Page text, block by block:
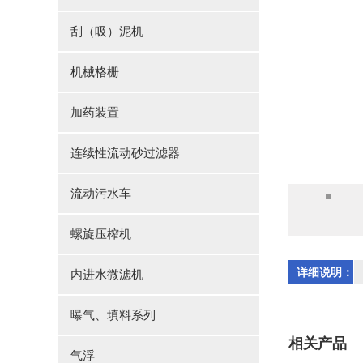
刮（吸）泥机
机械格栅
加药装置
连续性流动砂过滤器
流动污水车
螺旋压榨机
内进水微滤机
曝气、填料系列
气浮
详细说明：
相关产品